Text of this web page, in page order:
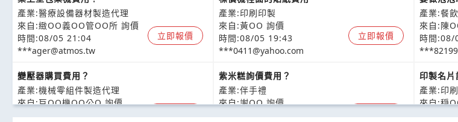
產業:醫療設備器材製造代理
來自:緻OO義OO管OO所 詢價
時間:08/05 21:04
立即報價
***ager@atmos.tw
產業:印刷印製
來自:黃OO 詢價
時間:08/05 19:43
立即報價
***0411@yahoo.com
產業:餐
來自:陳
時間:08/
產業:機械零組件製造代理
來自:巨OO機OO公O 詢價
時間:08/05 18:39
立即報價
***.chahg@msa.hinet.net
產業:伴手禮
來自:謝OO 詢價
時間:08/05 18:39
立即報價
***ce970104@gmail.com
產業:印
來自:穏
時間